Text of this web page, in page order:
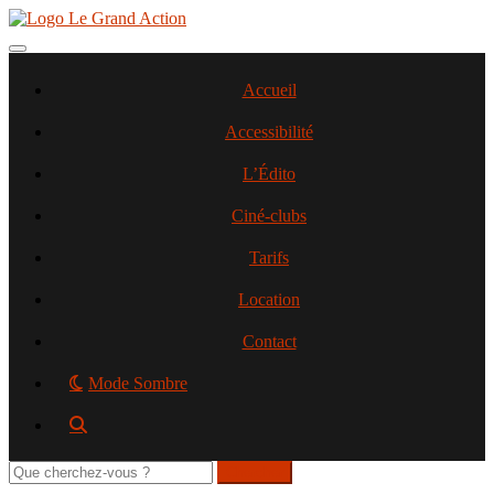
Aller
contenu
Toggle navigation
Accueil
Accessibilité
L’Édito
Ciné-clubs
Tarifs
Location
Contact
Mode Sombre
Rechercher
sur